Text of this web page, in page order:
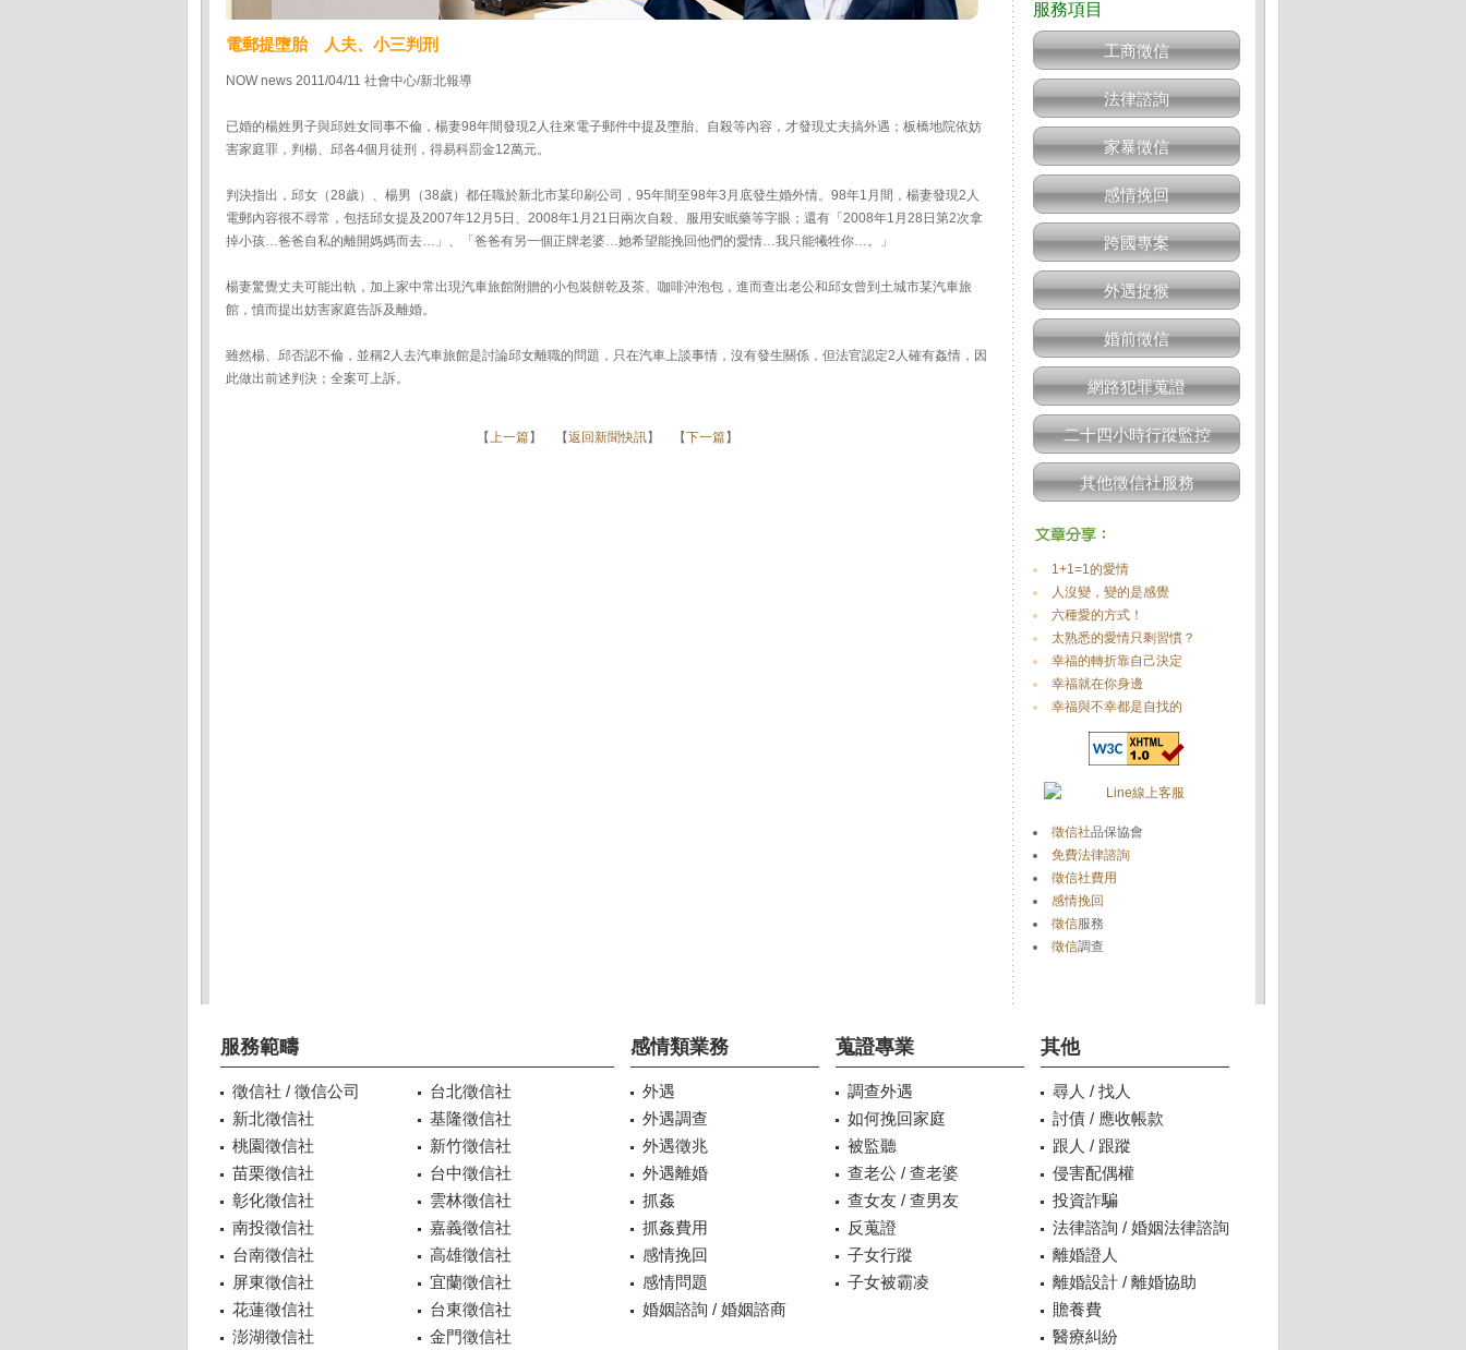
電郵提墮胎 人夫、小三判刑
NOW news 2011/04/11 社會中心/新北報導
已婚的楊姓男子與邱姓女同事不倫，楊妻98年間發現2人往來電子郵件中提及墮胎、自殺等內容，才發現丈夫搞外遇；板橋地院依妨
害家庭罪，判楊、邱各4個月徒刑，得易科罰金12萬元。
判決指出，邱女（28歲）、楊男（38歲）都任職於新北市某印刷公司，95年間至98年3月底發生婚外情。98年1月間，楊妻發現2人
電郵內容很不尋常，包括邱女提及2007年12月5日、2008年1月21日兩次自殺、服用安眠藥等字眼；還有「2008年1月28日第2次拿
掉小孩…爸爸自私的離開媽媽而去…」、「爸爸有另一個正牌老婆…她希望能挽回他們的愛情…我只能犧牲你…。」
楊妻驚覺丈夫可能出軌，加上家中常出現汽車旅館附贈的小包裝餅乾及茶、咖啡沖泡包，進而查出老公和邱女曾到土城市某汽車旅
館，憤而提出妨害家庭告訴及離婚。
雖然楊、邱否認不倫，並稱2人去汽車旅館是討論邱女離職的問題，只在汽車上談事情，沒有發生關係，但法官認定2人確有姦情，因
此做出前述判決；全案可上訴。
【上一篇】 【返回新聞快訊】 【下一篇】
工商徵信
法律諮詢
家暴徵信
感情挽回
跨國專案
外遇捉猴
婚前徵信
網路犯罪蒐證
二十四小時行蹤監控
其他徵信社服務
1+1=1的愛情
人沒變，變的是感覺
六種愛的方式！
太熟悉的愛情只剩習慣？
幸福的轉折靠自己決定
幸福就在你身邊
幸福與不幸都是自找的
徵信社品保協會
免費法律諮詢
徵信社費用
感情挽回
徵信服務
徵信調查
服務範疇
徵信社 / 徵信公司
台北徵信社
新北徵信社
基隆徵信社
桃園徵信社
新竹徵信社
苗栗徵信社
台中徵信社
彰化徵信社
雲林徵信社
南投徵信社
嘉義徵信社
台南徵信社
高雄徵信社
屏東徵信社
宜蘭徵信社
花蓮徵信社
台東徵信社
澎湖徵信社
金門徵信社
感情類業務
外遇
外遇調查
外遇徵兆
外遇離婚
抓姦
抓姦費用
感情挽回
感情問題
婚姻諮詢 / 婚姻諮商
蒐證專業
調查外遇
如何挽回家庭
被監聽
查老公 / 查老婆
查女友 / 查男友
反蒐證
子女行蹤
子女被霸凌
其他
尋人 / 找人
討債 / 應收帳款
跟人 / 跟蹤
侵害配偶權
投資詐騙
法律諮詢 / 婚姻法律諮詢
離婚證人
離婚設計 / 離婚協助
贍養費
醫療糾紛